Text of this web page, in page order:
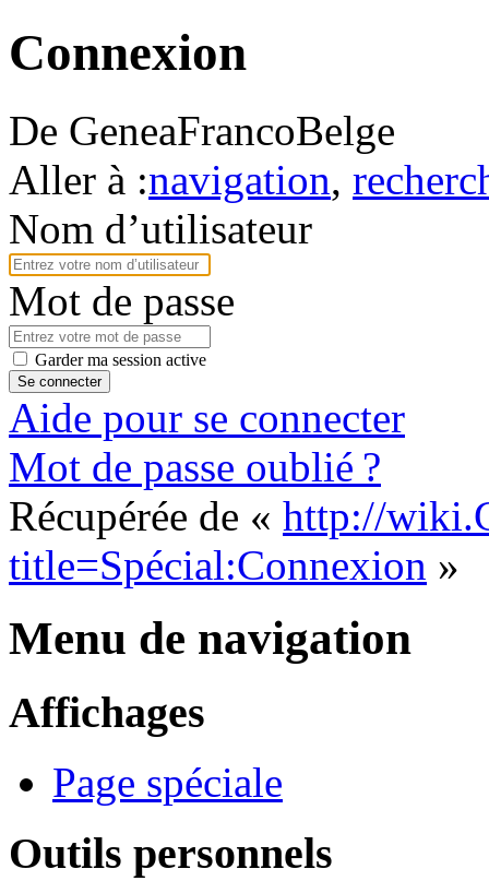
Connexion
De GeneaFrancoBelge
Aller à :navigation,
Nom d’utilisateur
Mot de passe
Garder ma session active
Se connecter
Aide pour se connecter
Mot de passe oublié ?
Récupérée de « http://
title=Spécial:Connexion »
Menu de navigation
Affichages
Page spéciale
Outils personnels